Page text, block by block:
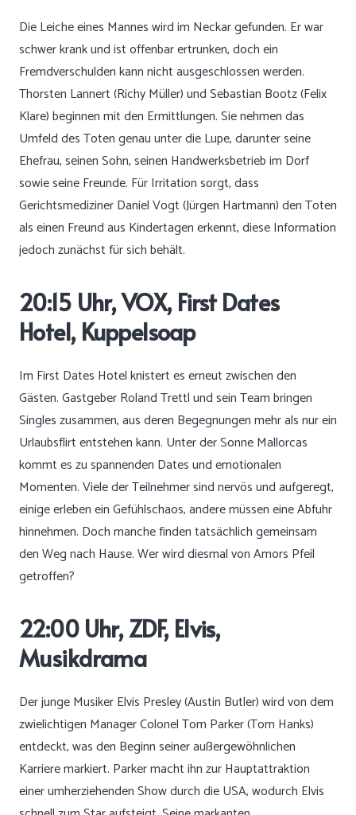
Die Leiche eines Mannes wird im Neckar gefunden. Er war
schwer krank und ist offenbar ertrunken, doch ein
Fremdverschulden kann nicht ausgeschlossen werden.
Thorsten Lannert (Richy Müller) und Sebastian Bootz (Felix
Klare) beginnen mit den Ermittlungen. Sie nehmen das
Umfeld des Toten genau unter die Lupe, darunter seine
Ehefrau, seinen Sohn, seinen Handwerksbetrieb im Dorf
sowie seine Freunde. Für Irritation sorgt, dass
Gerichtsmediziner Daniel Vogt (Jürgen Hartmann) den Toten
als einen Freund aus Kindertagen erkennt, diese Information
jedoch zunächst für sich behält.
20:15 Uhr, VOX, First Dates
Hotel, Kuppelsoap
Im First Dates Hotel knistert es erneut zwischen den
Gästen. Gastgeber Roland Trettl und sein Team bringen
Singles zusammen, aus deren Begegnungen mehr als nur ein
Urlaubsflirt entstehen kann. Unter der Sonne Mallorcas
kommt es zu spannenden Dates und emotionalen
Momenten. Viele der Teilnehmer sind nervös und aufgeregt,
einige erleben ein Gefühlschaos, andere müssen eine Abfuhr
hinnehmen. Doch manche finden tatsächlich gemeinsam
den Weg nach Hause. Wer wird diesmal von Amors Pfeil
getroffen?
22:00 Uhr, ZDF, Elvis,
Musikdrama
Der junge Musiker Elvis Presley (Austin Butler) wird von dem
zwielichtigen Manager Colonel Tom Parker (Tom Hanks)
entdeckt, was den Beginn seiner außergewöhnlichen
Karriere markiert. Parker macht ihn zur Hauptattraktion
einer umherziehenden Show durch die USA, wodurch Elvis